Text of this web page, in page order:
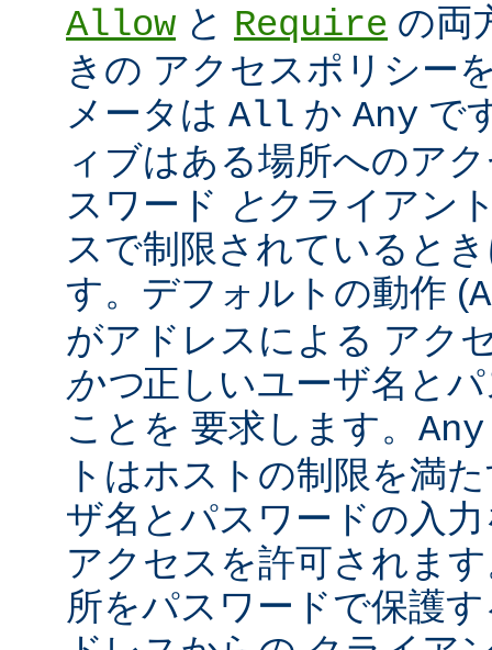
Allow と Require の両
きの アクセスポリシー
メータは All か Any で
ィブはある場所へのア
スワード とクライアン
スで制限されていると
す。デフォルトの動作 (
がアドレスによる アク
かつ正しいユーザ名と
ことを 要求します。 Any
トはホストの制限を満
ザ名とパスワードの入
アクセスを許可されま
所をパスワードで保護